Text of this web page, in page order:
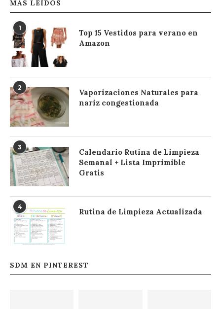
MAS LEIDOS
1
Top 15 Vestidos para verano en
Amazon
2
Vaporizaciones Naturales para
nariz congestionada
3
Calendario Rutina de Limpieza
Semanal + Lista Imprimible
Gratis
4
Rutina de Limpieza Actualizada
SDM EN PINTEREST